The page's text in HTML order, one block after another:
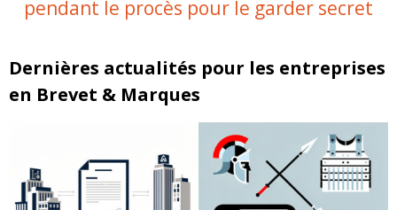
pendant le procès pour le garder secret
Dernières actualités pour les entreprises
en Brevet & Marques